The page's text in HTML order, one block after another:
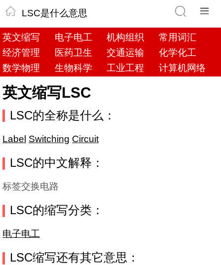
LSC是什么意思
英文缩写 电子电工 机构组织
常用词汇
经济管理
医药卫生 交通运输
化学化工
数学物理
生物科学 工业工程 计算机网络
英文缩写LSC
LSC的全称是什么：
Label Switching Circuit
LSC的中文解释：
标签交换电路
LSC的缩写分类：
电子电工
LSC缩写还有其它意思：